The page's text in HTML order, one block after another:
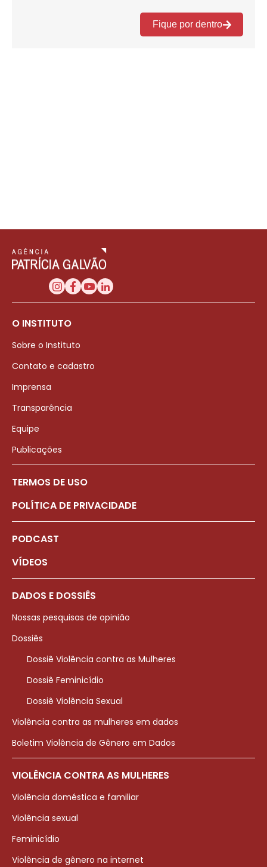
O INSTITUTO
Sobre o Instituto
Contato e cadastro
Imprensa
Transparência
Equipe
Publicações
TERMOS DE USO
POLÍTICA DE PRIVACIDADE
PODCAST
VÍDEOS
DADOS E DOSSIÊS
Nossas pesquisas de opinião
Dossiês
Dossiê Violência contra as Mulheres
Dossiê Feminicídio
Dossiê Violência Sexual
Violência contra as mulheres em dados
Boletim Violência de Gênero em Dados
VIOLÊNCIA CONTRA AS MULHERES
Violência doméstica e familiar
Violência sexual
Feminicídio
Violência de gênero na internet